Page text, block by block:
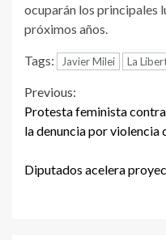
ocuparán los principales
próximos años.
Tags: Javier Milei La
Continue
Reading
Previous:
Protesta feminista
la denuncia por violencia
Diputados acelera